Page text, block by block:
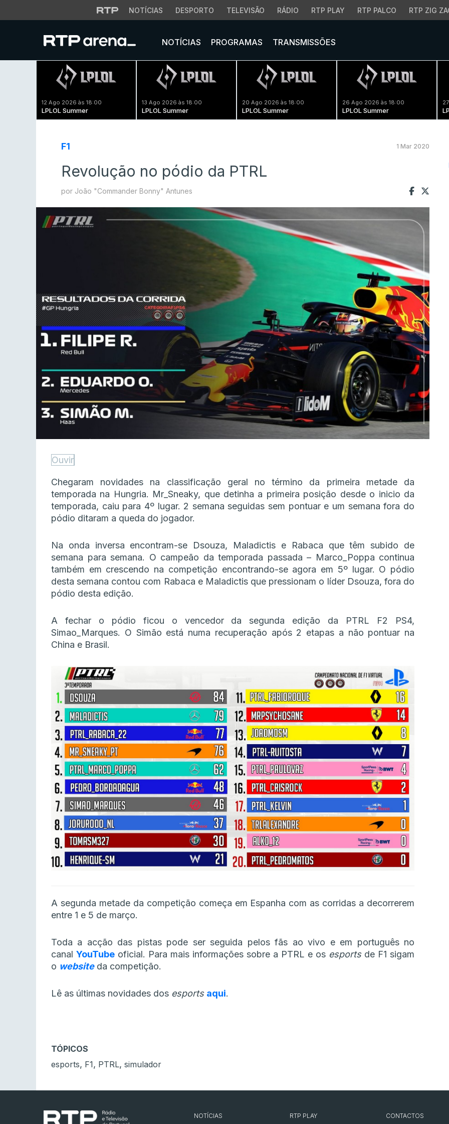
NOTÍCIAS DESPORTO TELEVISÃO RÁDIO RTP PLAY RTP PALCO RTP ZIG
NOTÍCIAS PROGRAMAS TRANSMISSÕES
12 Ago 2026 às 18:00
LPLOL Summer
13 Ago 2026 às 18:00
LPLOL Summer
20 Ago 2026 às 18:00
LPLOL Summer
26 Ago 2026 às 18:00
LPLOL Summer
F1 1 Mar 2020
Revolução no pódio da PTRL
por João "Commander Bonny" Antunes
Ouvir
Chegaram novidades na classificação geral no término da primeira metade da
temporada na Hungria. Mr_Sneaky, que detinha a primeira posição desde o inicio da
temporada, caiu para 4º lugar. 2 semana seguidas sem pontuar e um semana fora do
pódio ditaram a queda do jogador.
Na onda inversa encontram-se Dsouza, Maladictis e Rabaca que têm subido de
semana para semana. O campeão da temporada passada – Marco_Poppa continua
também em crescendo na competição encontrando-se agora em 5º lugar. O pódio
desta semana contou com Rabaca e Maladictis que pressionam o líder Dsouza, fora do
pódio desta edição.
A fechar o pódio ficou o vencedor da segunda edição da PTRL F2 PS4,
Simao_Marques. O Simão está numa recuperação após 2 etapas a não pontuar na
China e Brasil.
A segunda metade da competição começa em Espanha com as corridas a decorrerem
entre 1 e 5 de março.
Toda a acção das pistas pode ser seguida pelos fãs ao vivo e em português no
canal YouTube oficial. Para mais informações sobre a PTRL e os esportsde F1 sigam
o website da competição.
Lê as últimas novidades dos esports aqui.
TÓPICOS
esports, F1, PTRL, simulador
NOTÍCIAS
RTP PLAY
CONTACTOS